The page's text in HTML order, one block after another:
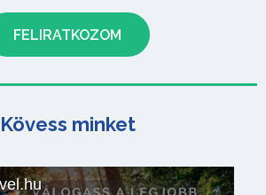
Kövess minket